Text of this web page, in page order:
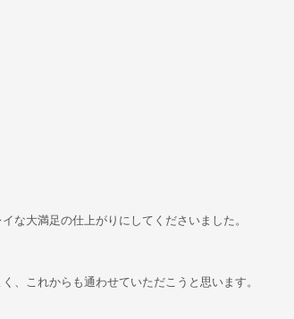
な大満足の仕上がりにしてくださいました。
、これからも通わせていただこうと思います。